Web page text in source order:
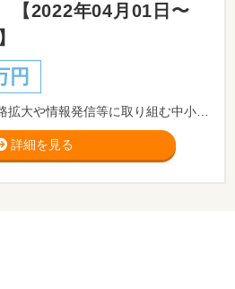
【2022年04月01日〜
円
詳細を見る